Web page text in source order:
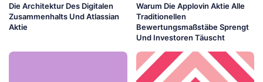
Die Architektur Des Digitalen
Zusammenhalts Und Atlassian
Aktie
Warum Die Applovin Aktie Alle
Traditionellen
Bewertungsmaßstäbe Sprengt
Und Investoren Täuscht